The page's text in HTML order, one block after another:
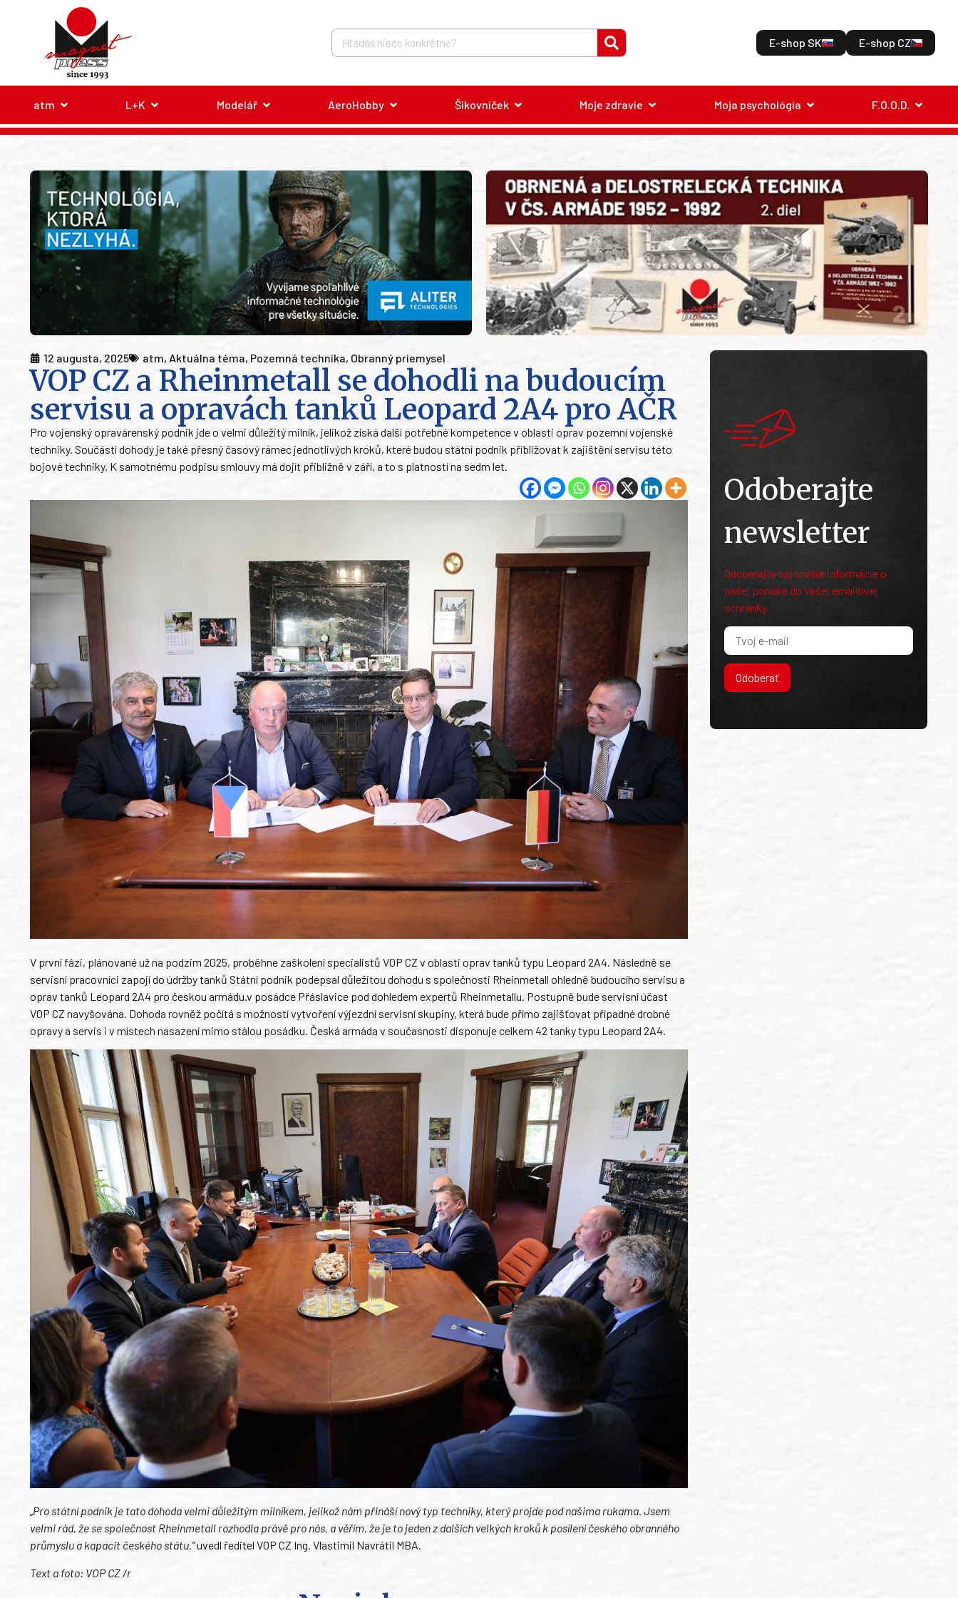
E-shop SK E-shop CZ
atm L+K Modelář AeroHobby Šikovníček Moje zdravie Moja psychológia F.O.O.D.
12 augusta, 2025 atm, Aktuálna téma, Pozemná technika, Obranný priemysel
VOP CZ a Rheinmetall se dohodli na budoucím
servisu a opravách tanků Leopard 2A4 pro AČR
Pro vojenský opravárenský podnik jde o velmi důležitý milník, jelikož získá další potřebné kompetence v oblasti oprav pozemní vojenské
techniky. Součástí dohody je také přesný časový rámec jednotlivých kroků, které budou státní podnik přibližovat k zajištění servisu této
bojové techniky. K samotnému podpisu smlouvy má dojít přibližně v září, a to s platností na sedm let.
V první fázi, plánované už na podzim 2025, proběhne zaškolení specialistů VOP CZ v oblasti oprav tanků typu Leopard 2A4. Následně se
servisní pracovníci zapojí do údržby tanků Státní podnik podepsal důležitou dohodu s společnosti Rheinmetall ohledně budoucího servisu a
oprav tanků Leopard 2A4 pro českou armádu.v posádce Přáslavice pod dohledem expertů Rheinmetallu. Postupně bude servisní účast
VOP CZ navyšována. Dohoda rovněž počítá s možností vytvoření výjezdní servisní skupiny, která bude přímo zajišťovat případné drobné
opravy a servis i v místech nasazení mimo stálou posádku. Česká armáda v současnosti disponuje celkem 42 tanky typu Leopard 2A4.
„Pro státní podnik je tato dohoda velmi důležitým milníkem, jelikož nám přináší nový typ techniky, který projde pod našima rukama. Jsem
velmi rád, že se společnost Rheinmetall rozhodla právě pro nás, a věřím, že je to jeden z dalších velkých kroků k posílení českého obranného
průmyslu a kapacit českého státu.“uvedl ředitel VOP CZ Ing. Vlastimil Navrátil MBA.
Text a foto: VOP CZ /r
Odoberajte
newsletter
Odoberajte najnovšie informácie o
našej ponuke do Vašej emailovej
schránky.
Odoberať